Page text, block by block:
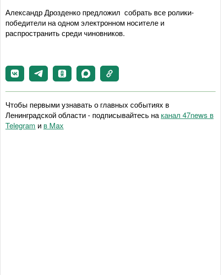
Александр Дрозденко предложил собрать все ролики-
победители на одном электронном носителе и
распространить среди чиновников.
Чтобы первыми узнавать о главных событиях в
Ленинградской области - подписывайтесь на канал 47news в
Telegram и в Maх